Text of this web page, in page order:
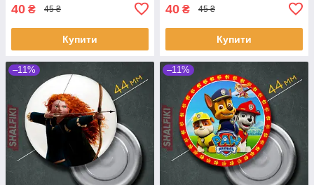
40 ₴ 45 ₴
Купити
40 ₴ 45 ₴
Купити
–11% –11%